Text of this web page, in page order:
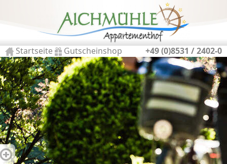
+49 (0)8531 / 2402-0
Startseite Gutscheinshop